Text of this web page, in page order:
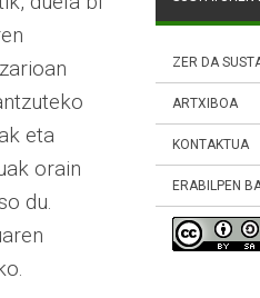
eta
orain
du.
ZER DA
ARTXIBOA
KONTAKTUA
ERABILPEN